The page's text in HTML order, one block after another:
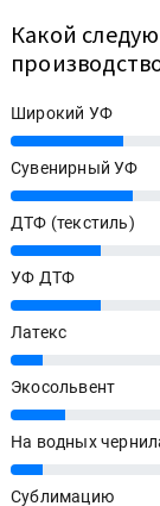
Какой
Широкий УФ
25%
Сувенирный УФ
27%
ДТФ (текстиль)
20%
УФ ДТФ
20%
Латекс
7%
Экосольвент
12%
На водных
7%
Сублимацию